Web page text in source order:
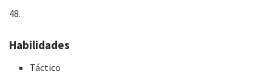
48.
Habilidades
Táctico